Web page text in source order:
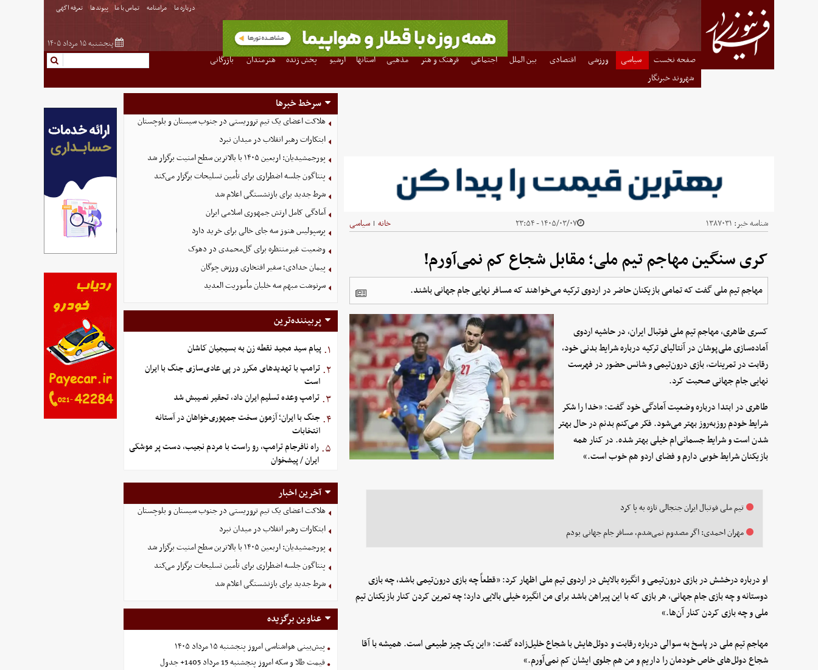
درباره ما مرامنامه تماس با ما پیوندها تعرفه اگهی
پنجشنبه ۱۵ مرداد ۱۴۰۵
صفحه نخست سیاسی ورزشی اقتصادی بین الملل اجتماعی فرهنگ و هنر مذهبی استانها آرشیو پخش زنده هنرمندان
بازرگانی
شهروند خبرنگار
شناسه خبر: ۱۳۸۷۰۳۱ ۱۴۰۵/۰۳/۰۷ - ۲۳:۵۴ خانه | سیاسی
کری سنگین مهاجم تیم ملی؛ مقابل شجاع کم نمی‌آورم!
مهاجم تیم ملی گفت که تمامی بازیکنان حاضر در اردوی ترکیه می‌خواهند که مسافر نهایی جام جهانی باشند.
کسری طاهری، مهاجم تیم ملی فوتبال ایران، در حاشیه اردوی
آماده‌سازی ملی‌پوشان در آنتالیای ترکیه درباره شرایط بدنی خود،
رقابت در تمرینات، بازی درون‌تیمی و شانس حضور در فهرست
نهایی جام جهانی صحبت کرد.
طاهری در ابتدا درباره وضعیت آمادگی خود گفت: «خدا را شکر
شرایط خودم روزبه‌روز بهتر می‌شود. فکر می‌کنم بدنم در حال بهتر
شدن است و شرایط جسمانی‌ام خیلی بهتر شده. در کنار همه
بازیکنان شرایط خوبی دارم و فضای اردو هم خوب است.»
تیم ملی فوتبال ایران جنجالی تازه به پا کرد
مهران احمدی: اگر مصدوم نمی‌شدم، مسافر جام جهانی بودم
او درباره درخشش در بازی درون‌تیمی و انگیزه بالایش در اردوی تیم ملی اظهار کرد: «قطعاً چه بازی درون‌تیمی باشد، چه بازی
دوستانه و چه بازی جام جهانی، هر بازی که با این پیراهن باشد برای من انگیزه خیلی بالایی دارد؛ چه تمرین کردن کنار بازیکنان تیم
ملی و چه بازی کردن کنار آن‌ها.»
مهاجم تیم ملی در پاسخ به سوالی درباره رقابت و دوئل‌هایش با شجاع خلیل‌زاده گفت: «این یک چیز طبیعی است. همیشه با آقا
شجاع دوئل‌های خاص خودمان را داریم و من هم جلوی ایشان کم نمی‌آورم.»
سرخط خبرها
هلاکت اعضای یک تیم تروریستی در جنوب سیستان و بلوچستان
ابتکارات رهبر انقلاب در میدان نبرد
پورجمشیدیان: اربعین ۱۴۰۵ با بالاترین سطح امنیت برگزار شد
پنتاگون جلسه اضطراری برای تأمین تسلیحات برگزار می‌کند
شرط جدید برای بازنشستگی اعلام شد
آمادگی کامل ارتش جمهوری اسلامی ایران
پرسپولیس هنوز سه جای خالی برای خرید دارد
وضعیت غیرمنتظره برای گل‌محمدی در دهوک
پیمان حدادی؛ سفیر افتخاری ورزش چوگان
سرنوشت مبهم سه خلبان مأموریت العدید
پربیننده‌ترین
۱. پیام سید مجید نقطه زن به بسیجیان کاشان
۲. ترامپ با تهدیدهای مکرر در پی عادی‌سازی جنگ با ایران
است
۳. ترامپ وعده تسلیم ایران داد، تحقیر نصیبش شد
۴. جنگ با ایران؛ آزمون سخت جمهوری‌خواهان در آستانه
انتخابات
۵. راه نافرجام ترامپ، رو راست با مردم نجیب، دست پر موشکی
ایران / پیشخوان
آخرین اخبار
هلاکت اعضای یک تیم تروریستی در جنوب سیستان و بلوچستان
ابتکارات رهبر انقلاب در میدان نبرد
پورجمشیدیان: اربعین ۱۴۰۵ با بالاترین سطح امنیت برگزار شد
پنتاگون جلسه اضطراری برای تأمین تسلیحات برگزار می‌کند
شرط جدید برای بازنشستگی اعلام شد
عناوین برگزیده
پیش‌بینی هواشناسی امروز پنجشنبه ۱۵ مرداد ۱۴۰۵
قیمت طلا و سکه امروز پنجشنبه 15 مرداد 1405+ جدول